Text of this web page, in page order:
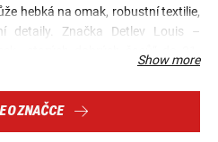
hebká na omak, robustní textilie,
detaily. Značka Detlev Louis –
Show more
O ZNAČCE